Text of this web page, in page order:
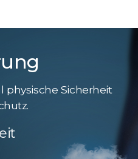
physische Sicherheit